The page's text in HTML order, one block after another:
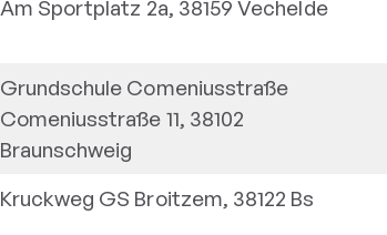
Am Sportplatz 2a, 38159 Vechelde
Grundschule Comeniusstraße
Comeniusstraße 11, 38102
Braunschweig
Kruckweg GS Broitzem, 38122 Bs